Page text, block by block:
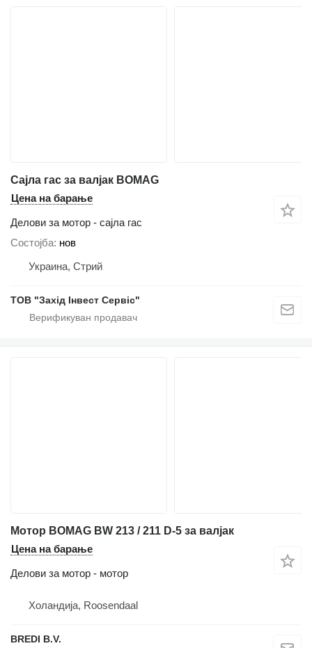
Сајла гас за валјак BOMAG
Цена на барање
Делови за мотор - сајла гас
Состојба нов
Украина, Стрий
ТОВ "Захід Інвест Сервіс"
Мотор BOMAG BW 213 / 211 D-5 за валјак
Цена на барање
Делови за мотор - мотор
Холандија, Roosendaal
BREDI B.V.